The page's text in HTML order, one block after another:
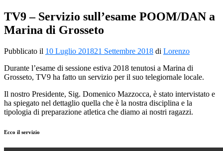
TV9 – Servizio sull’esame POOM/DAN a
Marina di Grosseto
Pubblicato il 10 Luglio 201821 Settembre 2018 di Lorenzo
Durante l’esame di sessione estiva 2018 tenutosi a Marina di
Grosseto, TV9 ha fatto un servizio per il suo telegiornale locale.
Il nostro Presidente, Sig. Domenico Mazzocca, è stato intervistato e
ha spiegato nel dettaglio quella che è la nostra disciplina e la
tipologia di preparazione atletica che diamo ai nostri ragazzi.
Ecco il servizio